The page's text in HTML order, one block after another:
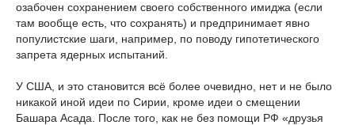
озабочен сохранением своего собственного имиджа (если
там вообще есть, что сохранять) и предпринимает явно
популистские шаги, например, по поводу гипотетического
запрета ядерных испытаний.
У США, и это становится всё более очевидно, нет и не было
никакой иной идеи по Сирии, кроме идеи о смещении
Башара Асада. После того, как не без помощи РФ «друзья